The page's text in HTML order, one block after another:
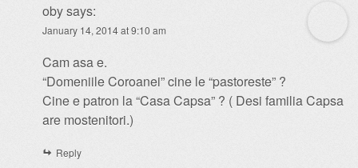
obysays:
January 14, 2014 at 9:10 am
Cam asa e.
“Domeniile Coroanei” cine le “pastoreste” ?
Cine e patron la “Casa Capsa” ? ( Desi familia Capsa
are mostenitori.)
Reply